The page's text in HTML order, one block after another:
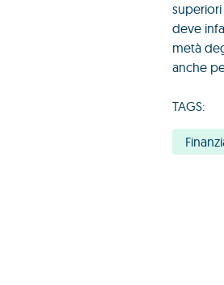
superiori
deve
metà
anche
TAGS: